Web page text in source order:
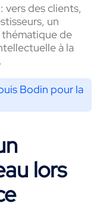
vers des clients,
un
thématique de
à la
Bodin pour la
lors